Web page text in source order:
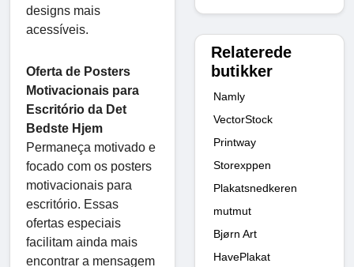
designs mais
acessíveis.
Oferta de Posters
Motivacionais para
Escritório da Det
Bedste Hjem
Permaneça motivado e
focado com os posters
motivacionais para
escritório. Essas
ofertas especiais
facilitam ainda mais
encontrar a mensagem
Relaterede
butikker
Namly
VectorStock
Printway
Storexppen
Plakatsnedkeren
mutmut
Bjørn Art
HavePlakat